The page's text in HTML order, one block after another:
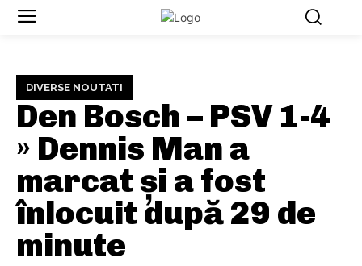
DIVERSE NOUTATI
Den Bosch – PSV 1-4
» Dennis Man a
marcat și a fost
înlocuit după 29 de
minute